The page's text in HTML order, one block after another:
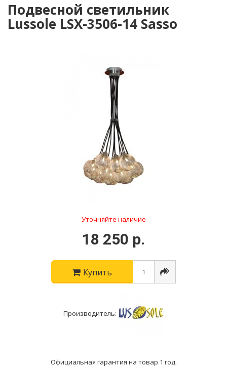
Подвесной светильник
Lussole LSX-3506-14 Sasso
Уточняйте наличие
18 250 р.
Купить
Производитель:
Официальная гарантия на товар 1 год.